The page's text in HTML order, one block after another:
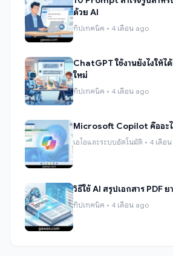
ด้วย AI
ทิปเทคนิค • 4 เดือน ago
ChatGPT ใช้งานยังไงให้ไ
ใหม่
ทิปเทคนิค • 4 เดือน ago
Microsoft Copilot คืออะไ
เอไอและระบบอัตโนมัติ • 4 เดือ
วิธีใช้ AI สรุปเอกสาร PDF ย
ทิปเทคนิค • 4 เดือน ago